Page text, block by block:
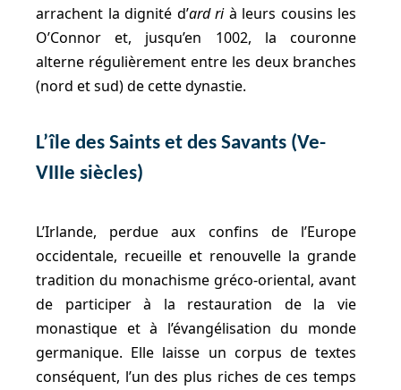
arrachent la dignité d’ard rià leurs cousins les
O’Connor et, jusqu’en 1002, la couronne
alterne régulièrement entre les deux branches
(nord et sud) de cette dynastie.
L’île des Saints et des Savants (Ve-
VIIIe siècles)
L’Irlande, perdue aux confins de l’Europe
occidentale, recueille et renouvelle la grande
tradition du monachisme gréco-oriental, avant
de participer à la restauration de la vie
monastique et à l’évangélisation du monde
germanique. Elle laisse un corpus de textes
conséquent, l’un des plus riches de ces temps